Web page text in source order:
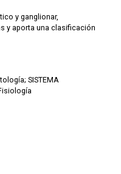
y ganglionar,
y aporta una clasificación
SISTEMA